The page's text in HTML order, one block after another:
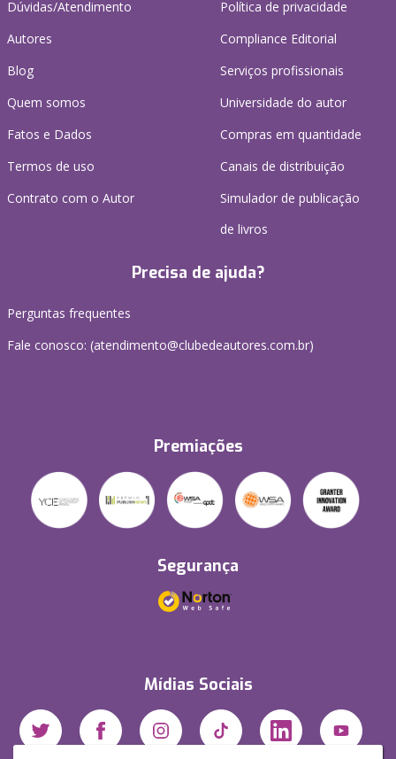
Dúvidas/Atendimento
Autores
Blog
Quem somos
Fatos e Dados
Termos de uso
Contrato com o Autor
Política de privacidade
Compliance Editorial
Serviços profissionais
Universidade do autor
Compras em quantidade
Canais de distribuição
Simulador de publicação
de livros
Precisa de ajuda?
Perguntas frequentes
Fale conosco: (atendimento@clubedeautores.com.br)
Premiações
Segurança
Mídias Sociais